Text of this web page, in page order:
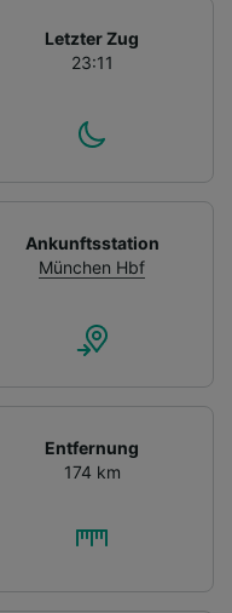
Letzter Zug
23:11
Ankunftsstation
München Hbf
Entfernung
174 km